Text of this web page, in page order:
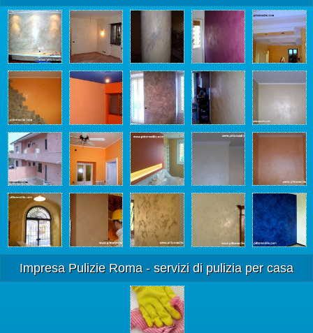
Impresa Pulizie Roma - servizi di pulizia per casa